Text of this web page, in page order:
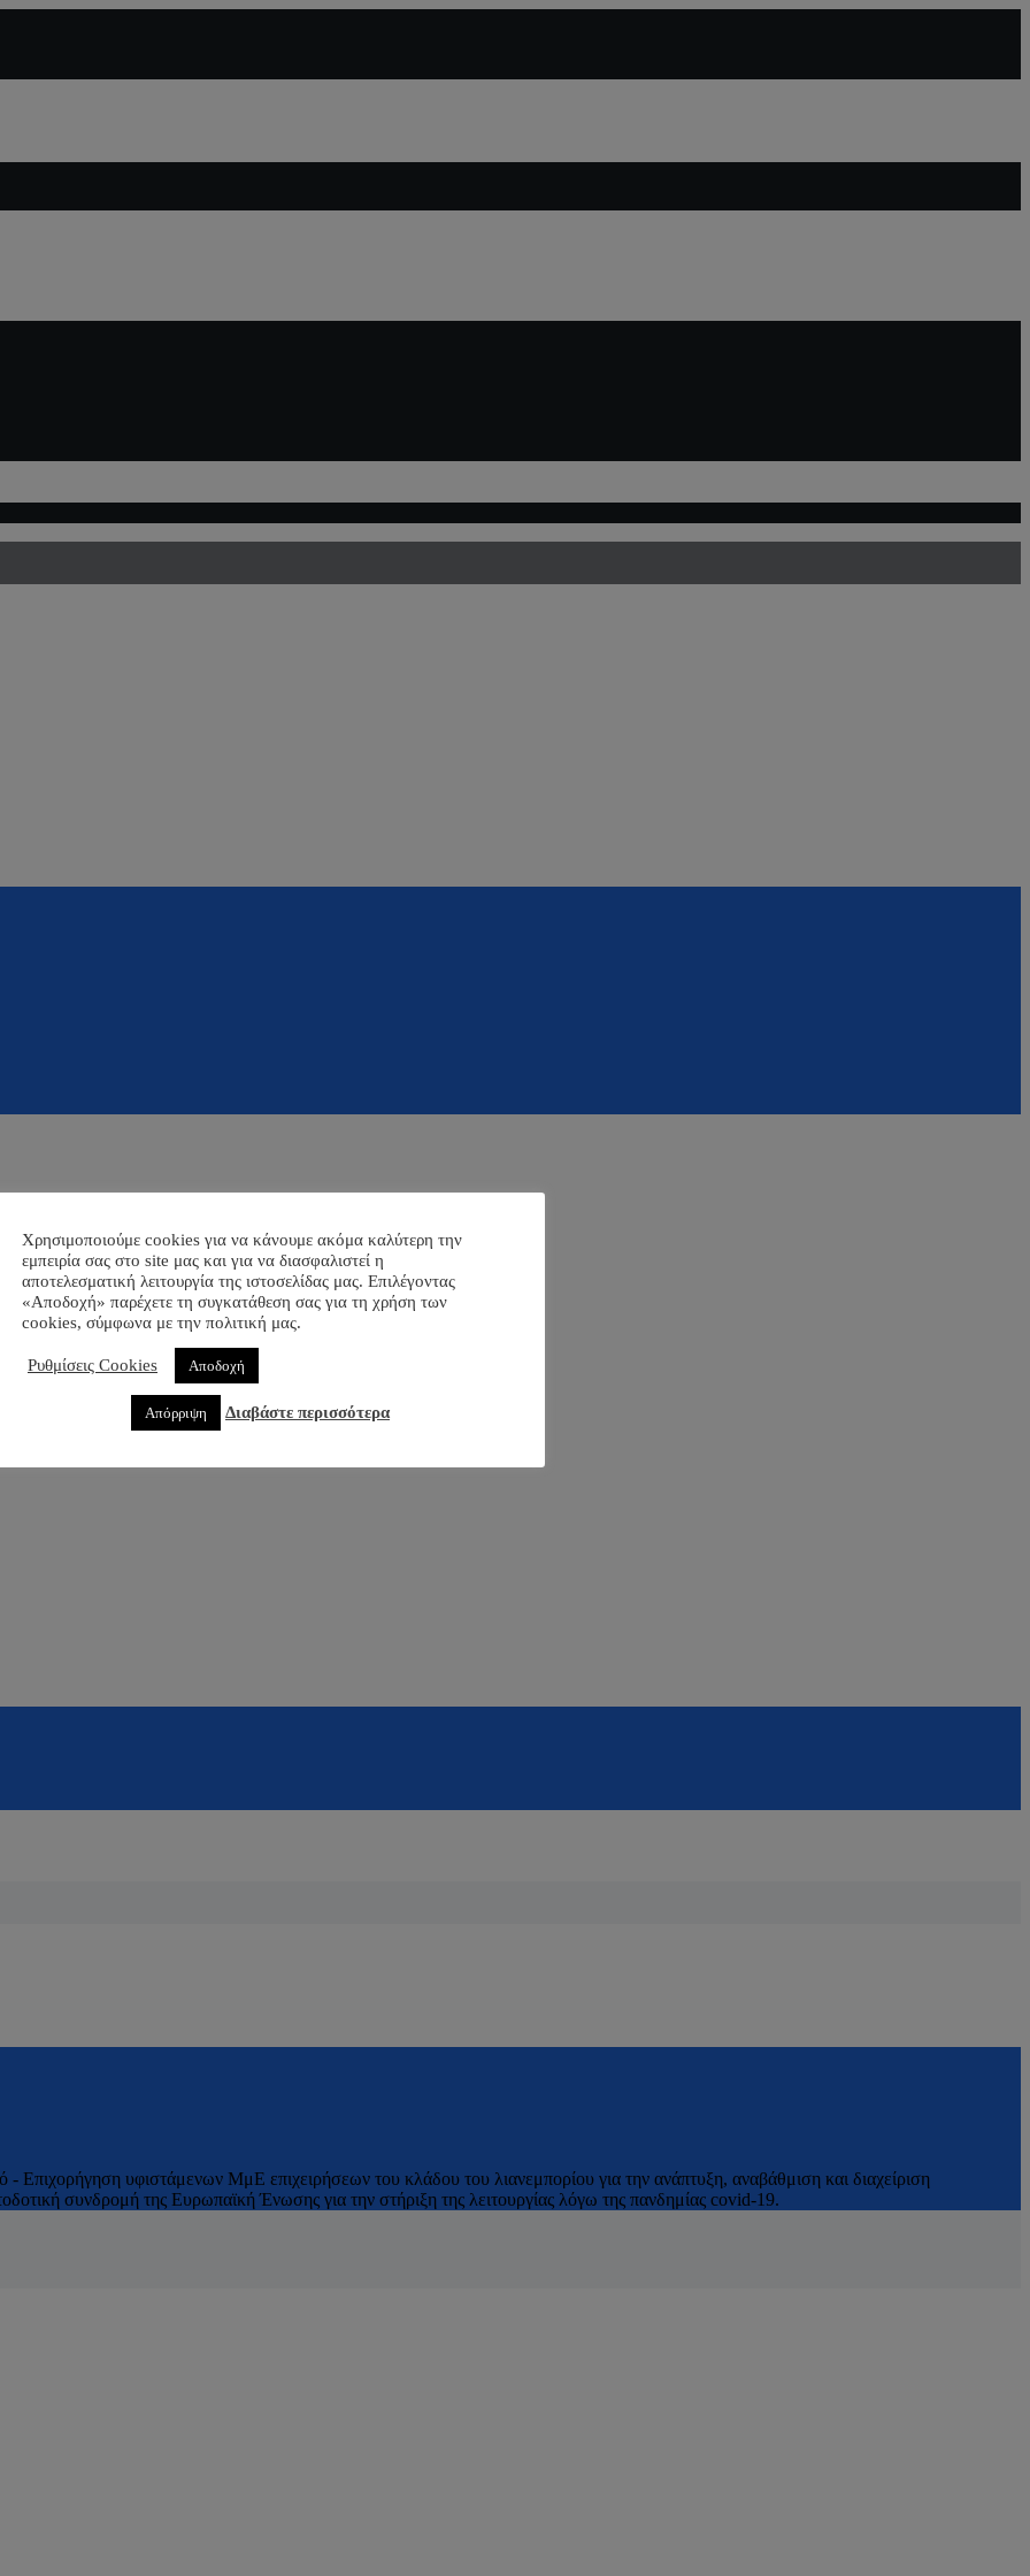
- Επιχορήγηση υφιστάμενων ΜμΕ επιχειρήσεων του κλάδου του λιανεμπορίου για την ανάπτυξη, αναβάθμιση και διαχείριση
συνδρομή της Ευρωπαϊκή Ένωσης για την στήριξη της λειτουργίας λόγω της πανδημίας covid-19.
Χρησιμοποιούμε cookies για να κάνουμε ακόμα καλύτερη την
εμπειρία σας στο site μας και για να διασφαλιστεί η
αποτελεσματική λειτουργία της ιστοσελίδας μας. Επιλέγοντας
«Αποδοχή» παρέχετε τη συγκατάθεση σας για τη χρήση των
cookies, σύμφωνα με την πολιτική μας.
Ρυθμίσεις Cookies Αποδοχή
Απόρριψη Διαβάστε περισσότερα